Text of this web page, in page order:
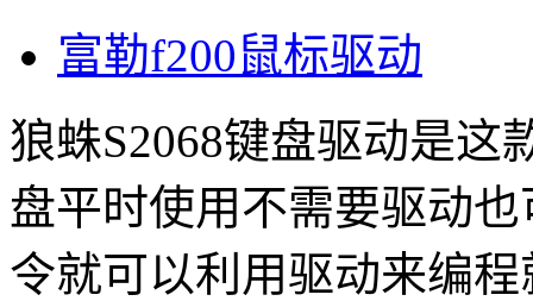
富勒f200鼠标驱动
狼蛛S2068键盘驱动是这
盘平时使用不需要驱动
令就可以利用驱动来编